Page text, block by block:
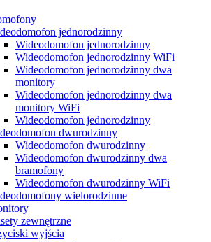
jednorodzinny
Wideodomofon jednorodzinny
Wideodomofon jednorodzinny WiFi
Wideodomofon jednorodzinny dwa
monitory
Wideodomofon jednorodzinny dwa
monitory WiFi
Wideodomofon jednorodzinny
dwurodzinny
Wideodomofon dwurodzinny
Wideodomofon dwurodzinny dwa
bramofony
Wideodomofon dwurodzinny WiFi
wielorodzinne
zewnętrzne
wyjścia